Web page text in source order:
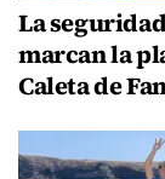
La
marcan la
Caleta de